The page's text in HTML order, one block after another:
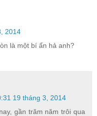
2014
là một bí ẩn hả anh?
19 tháng 3, 2014
gần trăm năm trôi qua